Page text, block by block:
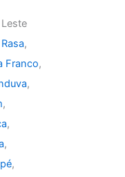
,
Franco,
,
,
,
,
,